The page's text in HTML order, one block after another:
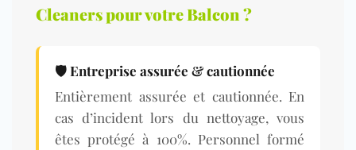
Cleaners pour votre Balcon ?
🛡️ Entreprise assurée & cautionnée
Entièrement assurée et cautionnée. En
cas d’incident lors du nettoyage, vous
êtes protégé à 100%. Personnel formé